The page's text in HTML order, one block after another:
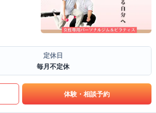
定休日
毎月不定休
体験・相談予約